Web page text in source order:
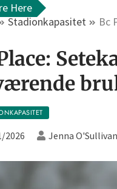
Here
Stadionkapasitet Bc
2026 Jenna O'Sullivan